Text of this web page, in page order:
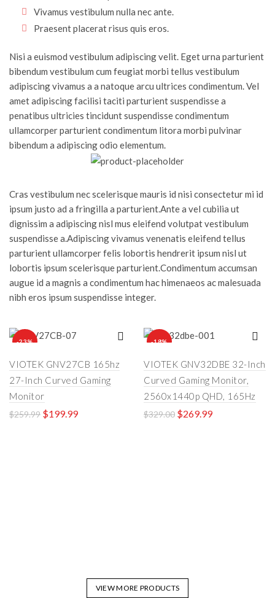
Vivamus vestibulum nulla nec ante.
Praesent placerat risus quis eros.
Nisi a euismod vestibulum adipiscing velit. Eget urna parturient
bibendum vestibulum cum feugiat morbi tellus vestibulum
adipiscing vivamus a a natoque arcu ultrices condimentum. Vel
amet adipiscing facilisi taciti parturient suspendisse a
penatibus ultricies tincidunt suspendisse condimentum
ullamcorper parturient condimentum litora morbi pulvinar
bibendum a adipiscing odio elementum.
Cras vestibulum nec scelerisque mauris id nisi consectetur mi id
ipsum justo ad a fringilla a parturient.Ante a vel cubilia ut
dignissim a adipiscing nisl mus eleifend volutpat vestibulum
suspendisse a.Adipiscing vivamus venenatis eleifend tellus
parturient ullamcorper felis lobortis hendrerit ipsum nisl ut
lobortis ipsum scelerisque parturient.Condimentum accumsan
augue id a magnis a condimentum hac himenaeos ac malesuada
nibh eros ipsum suspendisse integer.
-23%
VIOTEK GNV27CB 165hz
27-Inch Curved Gaming
Monitor
$259.99 $199.99
-18%
VIOTEK GNV32DBE 32-Inch
Curved Gaming Monitor,
2560x1440p QHD, 165Hz
$329.00 $269.99
VIEW MORE PRODUCTS